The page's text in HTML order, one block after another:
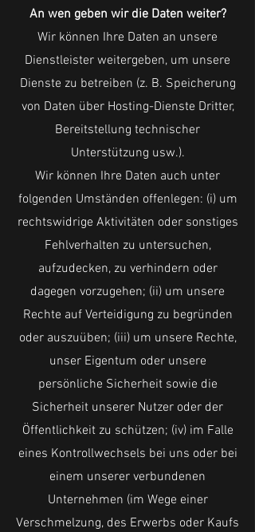
An wen geben wir die Daten weiter?
Wir können Ihre Daten an unsere
Dienstleister weitergeben, um unsere
Dienste zu betreiben (z. B. Speicherung
von Daten über Hosting-Dienste Dritter,
Bereitstellung technischer
Unterstützung usw.).
Wir können Ihre Daten auch unter
folgenden Umständen offenlegen: (i) um
rechtswidrige Aktivitäten oder sonstiges
Fehlverhalten zu untersuchen,
aufzudecken, zu verhindern oder
dagegen vorzugehen; (ii) um unsere
Rechte auf Verteidigung zu begründen
oder auszuüben; (iii) um unsere Rechte,
unser Eigentum oder unsere
persönliche Sicherheit sowie die
Sicherheit unserer Nutzer oder der
Öffentlichkeit zu schützen; (iv) im Falle
eines Kontrollwechsels bei uns oder bei
einem unserer verbundenen
Unternehmen (im Wege einer
Verschmelzung, des Erwerbs oder Kaufs